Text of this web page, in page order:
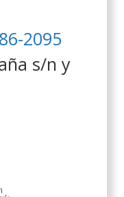
2095
s/n y